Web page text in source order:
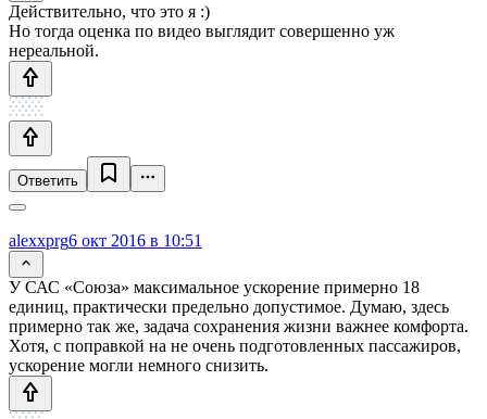
Действительно, что это я :)
Но тогда оценка по видео выглядит совершенно уж
нереальной.
Ответить
alexxprg6 окт 2016 в 10:51
У САС «Союза» максимальное ускорение примерно 18
единиц, практически предельно допустимое. Думаю, здесь
примерно так же, задача сохранения жизни важнее комфорта.
Хотя, с поправкой на не очень подготовленных пассажиров,
ускорение могли немного снизить.